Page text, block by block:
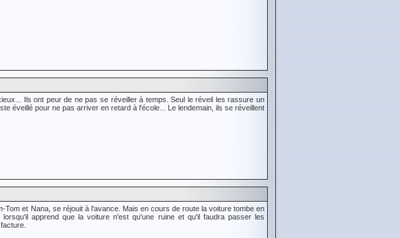
Ils ont peur de ne pas se réveiller à temps. Seul le réveil les rassure un
éveillé pour ne pas arriver en retard à l'école... Le lendemain, ils se réveillent
Tom et Nana, se réjouit à l'avance. Mais en cours de route la voiture tombe en
apprend que la voiture n'est qu'une ruine et qu'il faudra passer les